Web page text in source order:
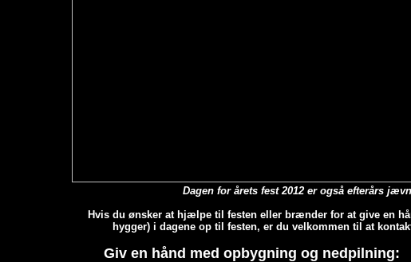
Dagen for årets fest 2012 er også efterårs
Hvis du ønsker at hjælpe til festen eller brænder for at give en
hygger) i dagene op til festen, er du velkommen til at
Giv en hånd med opbygning og nedpilning: